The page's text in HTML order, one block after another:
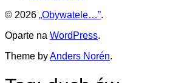
© 2026 „Obywatele…”.
Oparte na WordPress.
Theme byAnders Norén.